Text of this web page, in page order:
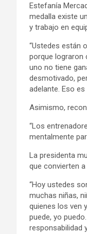
Estefanía
medalla existe
y trabajo en
“Ustedes están
porque lograron
uno no tiene
desmotivado,
adelante. Eso es
Asimismo,
“Los
mentalmente
La presidenta
que convierten
“Hoy ustedes
muchas niñas,
quienes los ven
puede, yo
responsabilidad